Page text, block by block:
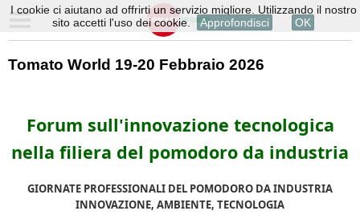
Tomato World 19-20 Febbraio 2026
Forum sull'innovazione tecnologica
nella filiera del pomodoro da industria
GIORNATE PROFESSIONALI DEL POMODORO DA INDUSTRIA
INNOVAZIONE, AMBIENTE, TECNOLOGIA
I cookie ci aiutano ad offrirti un servizio migliore. Utilizzando il nostro
sito accetti l'uso dei cookie.
Approfondisci OK